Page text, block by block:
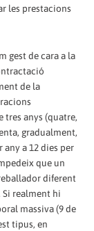
les prestacions
gest de cara a la
de la
tres anys (quatre,
gradualment,
a 12 dies per
que un
diferent
realment hi
massiva (9 de
tipus, en